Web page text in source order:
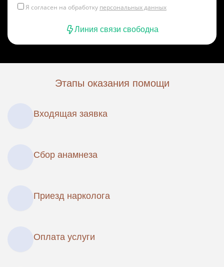
Я согласен на обработку персональных данных
Линия связи свободна
Этапы оказания помощи
Входящая заявка
Сбор анамнеза
Приезд нарколога
Оплата услуги